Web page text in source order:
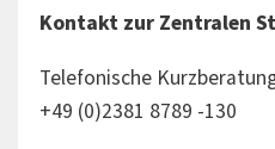
Kontakt zur Zentralen
Telefonische
+49 (0)2381 8789 -130